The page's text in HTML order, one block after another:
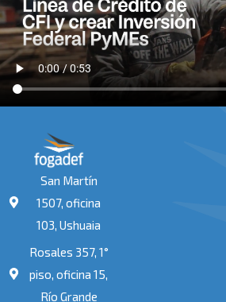
San Martín
1507, oficina
103, Ushuaia
Rosales 357, 1°
piso, oficina 15,
Río Grande